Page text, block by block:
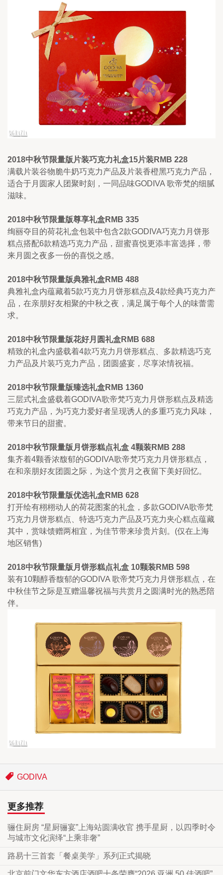
2018中秋节限量版片装巧克力礼盒15片装RMB 228
满载片装谷物脆牛奶巧克力产品及片装香橙黑巧克力产品，
适合于月圆家人团聚时刻，一同品味GODIVA 歌帝梵的细腻
滋味。
2018中秋节限量版尊享礼盒RMB 335
绚丽夺目的荷花礼盒包装中包含2款GODIVA巧克力月饼形
糕点搭配6款精选巧克力产品，甜蜜喜悦更添丰富选择，带
来月圆之夜多一份的喜悦之感。
2018中秋节限量版典雅礼盒RMB 488
典雅礼盒内蕴藏着5款巧克力月饼形糕点及4款经典巧克力产
品，在亲朋好友相聚的中秋之夜，满足属于每个人的味蕾需
求。
2018中秋节限量版花好月圆礼盒RMB 688
精致的礼盒内盛载着4款巧克力月饼形糕点、多款精选巧克
力产品及片装巧克力产品，团圆盛宴，尽享浓情祝福。
2018中秋节限量版臻选礼盒RMB 1360
三层式礼盒盛载着GODIVA歌帝梵巧克力月饼形糕点及精选
巧克力产品，为巧克力爱好者呈现诱人的多重巧克力风味，
带来节日的甜蜜。
2018中秋节限量版月饼形糕点礼盒 4颗装RMB 288
集齐着4颗香浓馥郁的GODIVA歌帝梵巧克力月饼形糕点，
在和亲朋好友团圆之际，为这个赏月之夜留下美好回忆。
2018中秋节限量版优选礼盒RMB 628
打开绘有栩栩动人的荷花图案的礼盒，多款GODIVA歌帝梵
巧克力月饼形糕点、特选巧克力产品及巧克力夹心糕点蕴藏
其中，赏味馈赠两相宜，为佳节带来珍贵片刻。(仅在上海
地区销售)
2018中秋节限量版月饼形糕点礼盒 10颗装RMB 598
装有10颗醇香馥郁的GODIVA 歌帝梵巧克力月饼形糕点，在
中秋佳节之际是互赠温馨祝福与共赏月之圆满时光的熟悉陪
伴。
GODIVA
更多推荐
骊住厨房 “星厨骊宴”上海站圆满收官 携手星厨，以四季时令
与城市文化演绎“上乘非奢”
路易十三首套「餐桌美学」系列正式揭晓